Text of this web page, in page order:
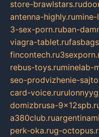
store-brawlstars.ru
antenna-highly.ru
3-sex-porn.ruban-
viagra-tablet.ru
fincontech.ru
rebus-toys.ruminelab-
seo-prodvizhenie-
card-voice.ru
domizbrusa-
a380club.ru
perk-oka.rug-